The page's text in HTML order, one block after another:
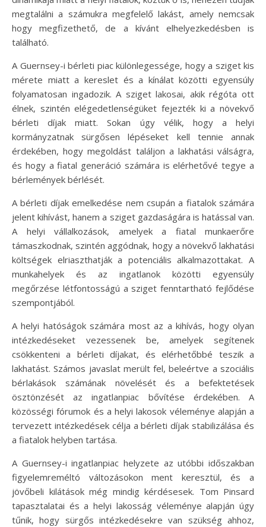
megtalálni a számukra megfelelő lakást, amely nemcsak
hogy megfizethető, de a kívánt elhelyezkedésben is
található.
A Guernsey-i bérleti piac különlegessége, hogy a sziget kis
mérete miatt a kereslet és a kínálat közötti egyensúly
folyamatosan ingadozik. A sziget lakosai, akik régóta ott
élnek, szintén elégedetlenségüket fejezték ki a növekvő
bérleti díjak miatt. Sokan úgy vélik, hogy a helyi
kormányzatnak sürgősen lépéseket kell tennie annak
érdekében, hogy megoldást találjon a lakhatási válságra,
és hogy a fiatal generáció számára is elérhetővé tegye a
bérlemények bérlését.
A bérleti díjak emelkedése nem csupán a fiatalok számára
jelent kihívást, hanem a sziget gazdaságára is hatással van.
A helyi vállalkozások, amelyek a fiatal munkaerőre
támaszkodnak, szintén aggódnak, hogy a növekvő lakhatási
költségek elriaszthatják a potenciális alkalmazottakat. A
munkahelyek és az ingatlanok közötti egyensúly
megőrzése létfontosságú a sziget fenntartható fejlődése
szempontjából.
A helyi hatóságok számára most az a kihívás, hogy olyan
intézkedéseket vezessenek be, amelyek segítenek
csökkenteni a bérleti díjakat, és elérhetőbbé teszik a
lakhatást. Számos javaslat merült fel, beleértve a szociális
bérlakások számának növelését és a befektetések
ösztönzését az ingatlanpiac bővítése érdekében. A
közösségi fórumok és a helyi lakosok véleménye alapján a
tervezett intézkedések célja a bérleti díjak stabilizálása és
a fiatalok helyben tartása.
A Guernsey-i ingatlanpiac helyzete az utóbbi időszakban
figyelemreméltó változásokon ment keresztül, és a
jövőbeli kilátások még mindig kérdésesek. Tom Pinsard
tapasztalatai és a helyi lakosság véleménye alapján úgy
tűnik, hogy sürgős intézkedésekre van szükség ahhoz,